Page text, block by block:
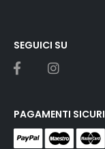
SEGUICI SU
PAGAMENTI SICURI